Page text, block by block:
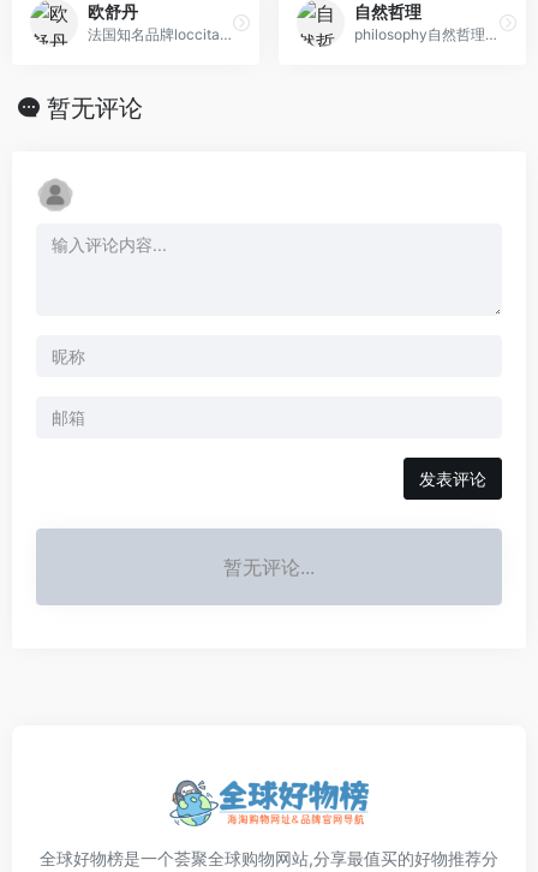
欧舒丹
法国知名品牌loccitane欧舒丹
自然哲理
philosophy自然哲理美国官网,美国知名美妆护肤品牌
暂无评论
发表评论
暂无评论...
全球好物榜是一个荟聚全球购物网站,分享最值买的好物推荐分